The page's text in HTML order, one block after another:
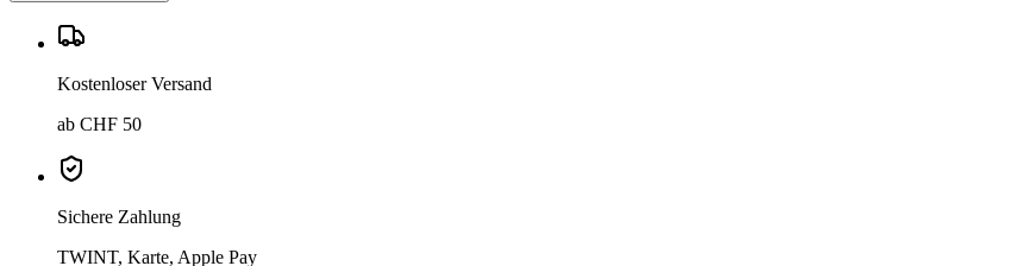
Kostenloser Versand
ab CHF 50
Sichere Zahlung
TWINT, Karte, Apple Pay